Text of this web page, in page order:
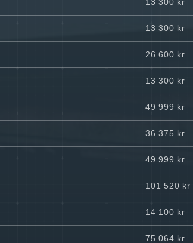
13 300 kr
26 600 kr
13 300 kr
49 999 kr
36 375 kr
49 999 kr
101 520 kr
14 100 kr
75 064 kr